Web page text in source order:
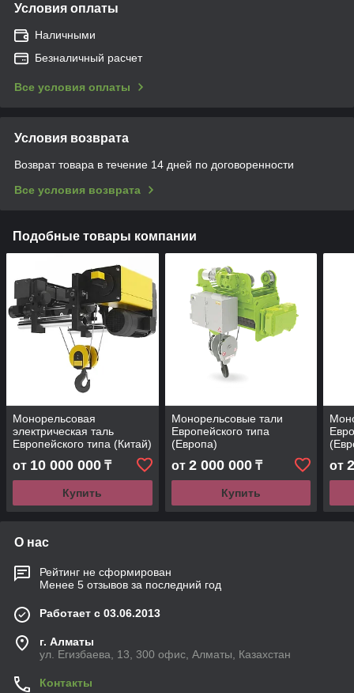
Условия оплаты
Наличными
Безналичный расчет
Все условия оплаты
Условия возврата
Возврат товара в течение 14 дней по договоренности
Все условия возврата
Подобные товары компании
Монорельсовая
электрическая таль
Европейского типа (Китай)
от 10 000 000 ₸
Купить
Монорельсовые тали
Европейского типа
(Европа)
от 2 000 000₸
Купить
от
О нас
Рейтинг не сформирован
Менее 5 отзывов за последний год
Работает с 03.06.2013
г. Алматы
ул. Егизбаева, 13, 300 офис, Алматы, Казахстан
Контакты